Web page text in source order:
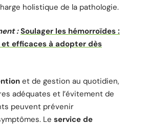
holistique de la pathologie.
: Soulager les hémorroïdes :
efficaces à adopter dès
et de gestion au quotidien,
adéquates et l’évitement de
peuvent prévenir
Le service de